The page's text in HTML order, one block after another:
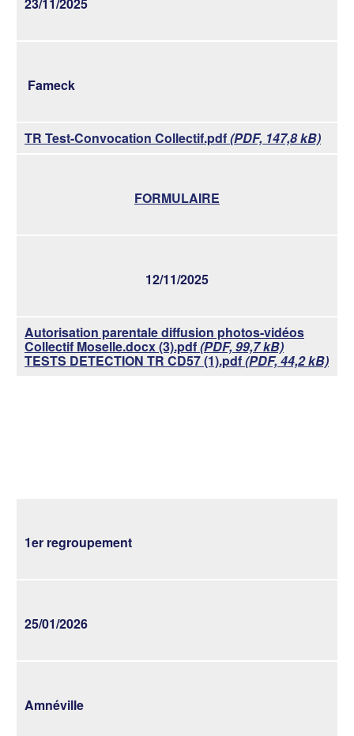
Fameck
TR Test-Convocation Collectif.pdf(PDF, 147,8 kB)
FORMULAIRE
12/11/2025
Autorisation parentale diffusion photos-vidéos
Collectif Moselle.docx (3).pdf(PDF, 99,7 kB)
TESTS DETECTION TR CD57 (1).pdf(PDF, 44,2 kB)
1er regroupement
25/01/2026
Amnéville